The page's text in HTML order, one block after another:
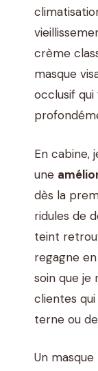
crème
masque
occlusif
En cabine,
une
dès la
ridules de
teint
regagne en
soin que je
clientes
terne ou
Un